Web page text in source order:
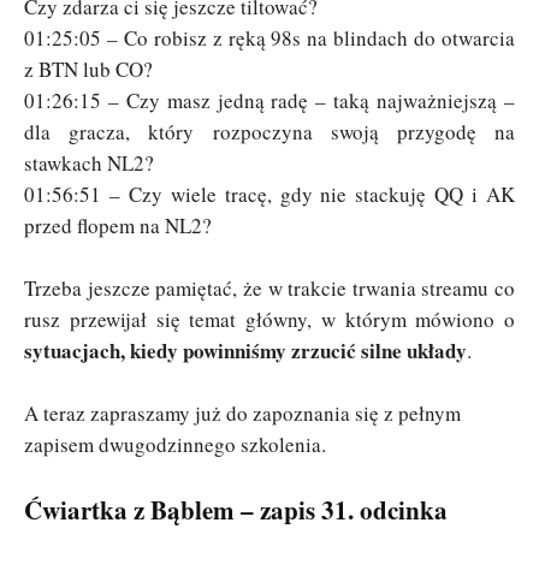
Czy zdarza ci się jeszcze tiltować?
01:25:05 – Co robisz z ręką 98s na blindach do otwarcia
z BTN lub CO?
01:26:15 – Czy masz jedną radę – taką najważniejszą –
dla gracza, który rozpoczyna swoją przygodę na
stawkach NL2?
01:56:51 – Czy wiele tracę, gdy nie stackuję QQ i AK
przed flopem na NL2?
Trzeba jeszcze pamiętać, że w trakcie trwania streamu co
rusz przewijał się temat główny, w którym mówiono o
sytuacjach, kiedy powinniśmy zrzucić silne układy.
A teraz zapraszamy już do zapoznania się z pełnym
zapisem dwugodzinnego szkolenia.
Ćwiartka z Bąblem – zapis 31. odcinka